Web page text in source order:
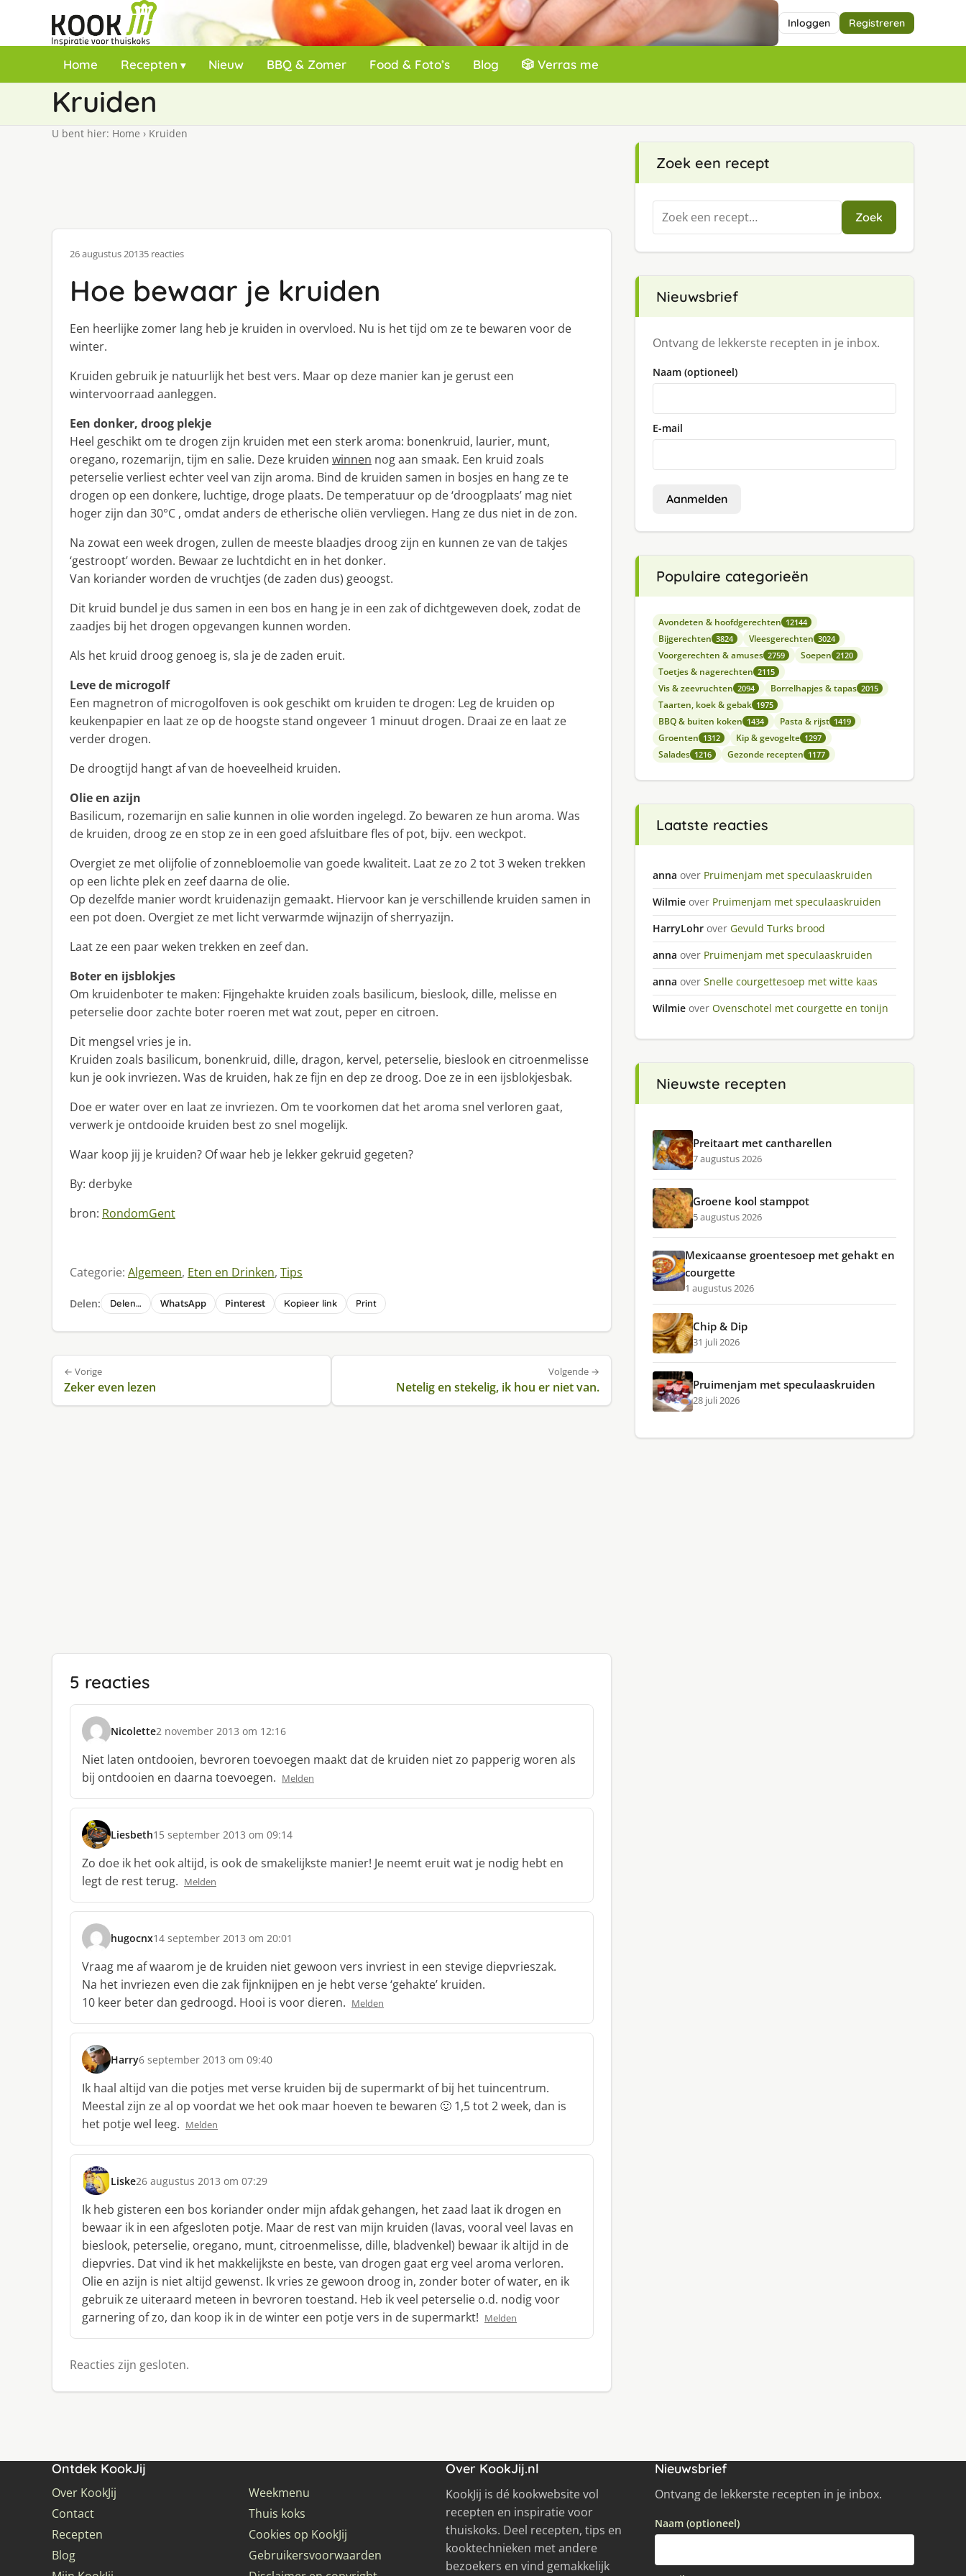
Inloggen Registreren
Home Recepten Nieuw BBQ & Zomer Food & Foto’s Blog 🎲 Verras me
Kruiden
U bent hier: Home › Kruiden
26 augustus 20135 reacties
Hoe bewaar je kruiden
Een heerlijke zomer lang heb je kruiden in overvloed. Nu is het tijd om ze te bewaren voor de
winter.
Kruiden gebruik je natuurlijk het best vers. Maar op deze manier kan je gerust een
wintervoorraad aanleggen.
Een donker, droog plekje
Heel geschikt om te drogen zijn kruiden met een sterk aroma: bonenkruid, laurier, munt,
oregano, rozemarijn, tijm en salie. Deze kruiden winnen nog aan smaak. Een kruid zoals
peterselie verliest echter veel van zijn aroma. Bind de kruiden samen in bosjes en hang ze te
drogen op een donkere, luchtige, droge plaats. De temperatuur op de ‘droogplaats’ mag niet
hoger zijn dan 30°C , omdat anders de etherische oliën vervliegen. Hang ze dus niet in de zon.
Na zowat een week drogen, zullen de meeste blaadjes droog zijn en kunnen ze van de takjes
‘gestroopt’ worden. Bewaar ze luchtdicht en in het donker.
Van koriander worden de vruchtjes (de zaden dus) geoogst.
Dit kruid bundel je dus samen in een bos en hang je in een zak of dichtgeweven doek, zodat de
zaadjes bij het drogen opgevangen kunnen worden.
Als het kruid droog genoeg is, sla je de zaden eruit.
Leve de microgolf
Een magnetron of microgolfoven is ook geschikt om kruiden te drogen: Leg de kruiden op
keukenpapier en laat ze op de hoogste stand ongeveer 1 minuut drogen. Draai ze en laat ze
verder drogen.
De droogtijd hangt af van de hoeveelheid kruiden.
Olie en azijn
Basilicum, rozemarijn en salie kunnen in olie worden ingelegd. Zo bewaren ze hun aroma. Was
de kruiden, droog ze en stop ze in een goed afsluitbare fles of pot, bijv. een weckpot.
Overgiet ze met olijfolie of zonnebloemolie van goede kwaliteit. Laat ze zo 2 tot 3 weken trekken
op een lichte plek en zeef daarna de olie.
Op dezelfde manier wordt kruidenazijn gemaakt. Hiervoor kan je verschillende kruiden samen in
een pot doen. Overgiet ze met licht verwarmde wijnazijn of sherryazijn.
Laat ze een paar weken trekken en zeef dan.
Boter en ijsblokjes
Om kruidenboter te maken: Fijngehakte kruiden zoals basilicum, bieslook, dille, melisse en
peterselie door zachte boter roeren met wat zout, peper en citroen.
Dit mengsel vries je in.
Kruiden zoals basilicum, bonenkruid, dille, dragon, kervel, peterselie, bieslook en citroenmelisse
kun je ook invriezen. Was de kruiden, hak ze fijn en dep ze droog. Doe ze in een ijsblokjesbak.
Doe er water over en laat ze invriezen. Om te voorkomen dat het aroma snel verloren gaat,
verwerk je ontdooide kruiden best zo snel mogelijk.
Waar koop jij je kruiden? Of waar heb je lekker gekruid gegeten?
By: derbyke
bron: RondomGent
Categorie: Algemeen, Eten en Drinken, Tips
Delen: Delen… WhatsApp Pinterest Kopieer link Print
Bericht
navigatie
← Vorige
Zeker even lezen
Volgende →
Netelig en stekelig, ik hou er niet van.
5 reacties
Nicolette
s
c
h
r
e
f
:
2 november 2013 om 12:16
Niet laten ontdooien, bevroren toevoegen maakt dat de kruiden niet zo papperig woren als
bij ontdooien en daarna toevoegen. Melden
Liesbeth
s
c
h
r
e
f
:
15 september 2013 om 09:14
Zo doe ik het ook altijd, is ook de smakelijkste manier! Je neemt eruit wat je nodig hebt en
legt de rest terug. Melden
hugocnx
s
c
h
r
e
e
f
:
14 september 2013 om 20:01
Vraag me af waarom je de kruiden niet gewoon vers invriest in een stevige diepvrieszak.
Na het invriezen even die zak fijnknijpen en je hebt verse ‘gehakte’ kruiden.
10 keer beter dan gedroogd. Hooi is voor dieren. Melden
Harry
s
c
h
r
e
e
f
:
6 september 2013 om 09:40
Ik haal altijd van die potjes met verse kruiden bij de supermarkt of bij het tuincentrum.
Meestal zijn ze al op voordat we het ook maar hoeven te bewaren 🙂 1,5 tot 2 week, dan is
het potje wel leeg. Melden
Liske
s
c
h
r
e
e
f
26 augustus 2013 om 07:29
Ik heb gisteren een bos koriander onder mijn afdak gehangen, het zaad laat ik drogen en
bewaar ik in een afgesloten potje. Maar de rest van mijn kruiden (lavas, vooral veel lavas en
bieslook, peterselie, oregano, munt, citroenmelisse, dille, bladvenkel) bewaar ik altijd in de
diepvries. Dat vind ik het makkelijkste en beste, van drogen gaat erg veel aroma verloren.
Olie en azijn is niet altijd gewenst. Ik vries ze gewoon droog in, zonder boter of water, en ik
gebruik ze uiteraard meteen in bevroren toestand. Heb ik veel peterselie o.d. nodig voor
garnering of zo, dan koop ik in de winter een potje vers in de supermarkt! Melden
Reacties zijn gesloten.
Zoek een recept
Zoeken
naar:
Zoek
Nieuwsbrief
Ontvang de lekkerste recepten in je inbox.
Naam (optioneel)
E-mail
Aanmelden
Populaire categorieën
Avondeten & hoofdgerechten 12144
Bijgerechten 3824 Vleesgerechten 3024
Voorgerechten & amuses 2759 Soepen 2120
Toetjes & nagerechten 2115
Vis & zeevruchten 2094 Borrelhapjes & tapas 2015
Taarten, koek & gebak 1975
BBQ & buiten koken 1434 Pasta & rijst 1419
Groenten 1312 Kip & gevogelte 1297
Salades 1216 Gezonde recepten 1177
Laatste reacties
anna over Pruimenjam met speculaaskruiden
Wilmie over Pruimenjam met speculaaskruiden
HarryLohr over Gevuld Turks brood
anna over Pruimenjam met speculaaskruiden
anna over Snelle courgettesoep met witte kaas
Wilmie over Ovenschotel met courgette en tonijn
Nieuwste recepten
Preitaart met cantharellen
7 augustus 2026
Groene kool stamppot
5 augustus 2026
Mexicaanse groentesoep met gehakt en
courgette
1 augustus 2026
Chip & Dip
31 juli 2026
Pruimenjam met speculaaskruiden
28 juli 2026
Ontdek KookJij
Over KookJij
Contact
Recepten
Blog
Weekmenu
Thuis koks
Cookies op KookJij
Gebruikersvoorwaarden
Over KookJij.nl
KookJij is dé kookwebsite vol
recepten en inspiratie voor
thuiskoks. Deel recepten, tips en
kooktechnieken met andere
bezoekers en vind gemakkelijk
Nieuwsbrief
Ontvang de lekkerste recepten in je inbox.
Naam (optioneel)